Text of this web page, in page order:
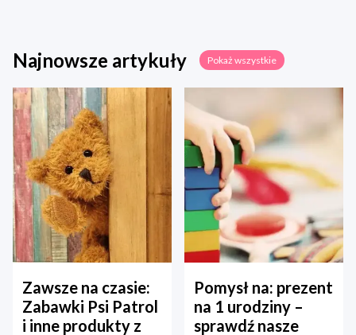
Najnowsze artykuły Pokaż wszystkie
Zawsze na czasie:
Zabawki Psi Patrol
i inne produkty z
Pomysł na: prezent
na 1 urodziny –
sprawdź nasze